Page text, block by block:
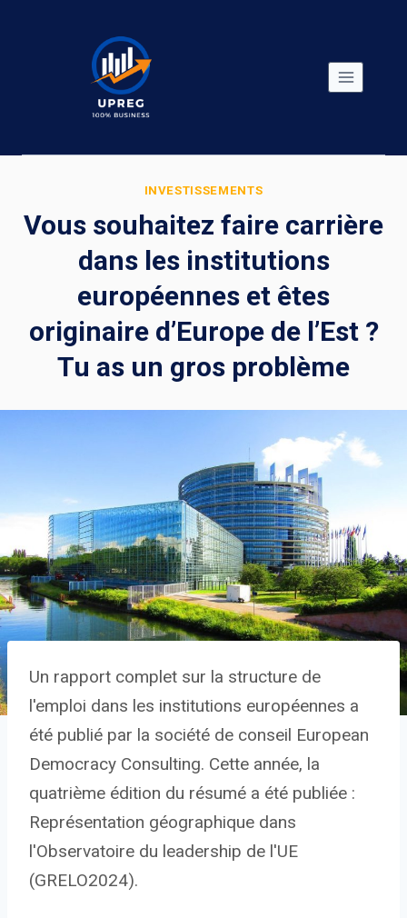
INVESTISSEMENTS
Vous souhaitez faire carrière
dans les institutions
européennes et êtes
originaire d’Europe de l’Est ?
Tu as un gros problème
Un rapport complet sur la structure de
l'emploi dans les institutions européennes a
été publié par la société de conseil European
Democracy Consulting. Cette année, la
quatrième édition du résumé a été publiée :
Représentation géographique dans
l'Observatoire du leadership de l'UE
(GRELO2024).